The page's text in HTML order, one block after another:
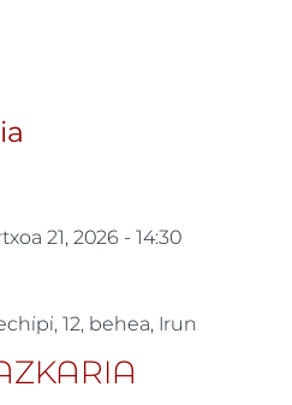
21, 2026 - 14:30
12, behea, Irun